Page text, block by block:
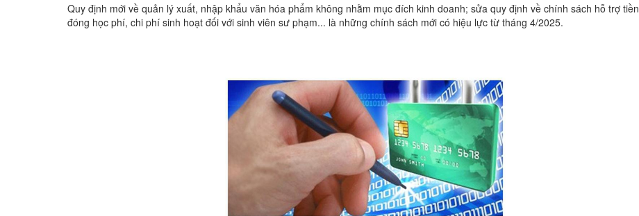
Quy định mới về quản lý xuất, nhập khẩu văn hóa phẩm không nhằm mục đích kinh doanh; sửa quy định về chính sách hỗ trợ tiền
đóng học phí, chi phí sinh hoạt đối với sinh viên sư phạm... là những chính sách mới có hiệu lực từ tháng 4/2025.